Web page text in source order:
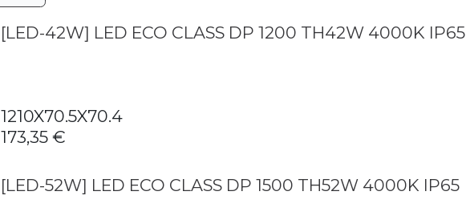
[LED-42W] LED ECO CLASS DP 1200 TH42W 4000K IP65
1210X70.5X70.4
173,35 €
[LED-52W] LED ECO CLASS DP 1500 TH52W 4000K IP65